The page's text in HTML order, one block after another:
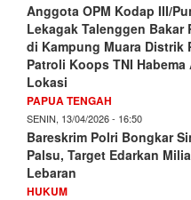
Anggota OPM Kodap III/
Lekagak Talenggen Bakar
di Kampung Muara Distrik
Patroli Koops TNI Habema
Lokasi
PAPUA TENGAH
SENIN, 13/04/2026 - 16:50
Bareskrim Polri Bongkar
Palsu, Target Edarkan
Lebaran
HUKUM